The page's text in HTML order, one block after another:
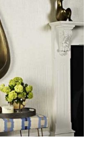
varijanti.
Opcije
mogu
na
proizvoda.